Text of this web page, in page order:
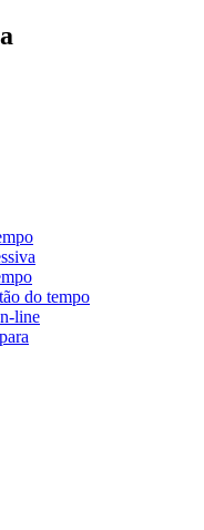
do tempo
line